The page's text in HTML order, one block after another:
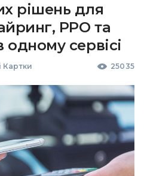
рішень для
РРО та
одному сервісі
Картки 25035